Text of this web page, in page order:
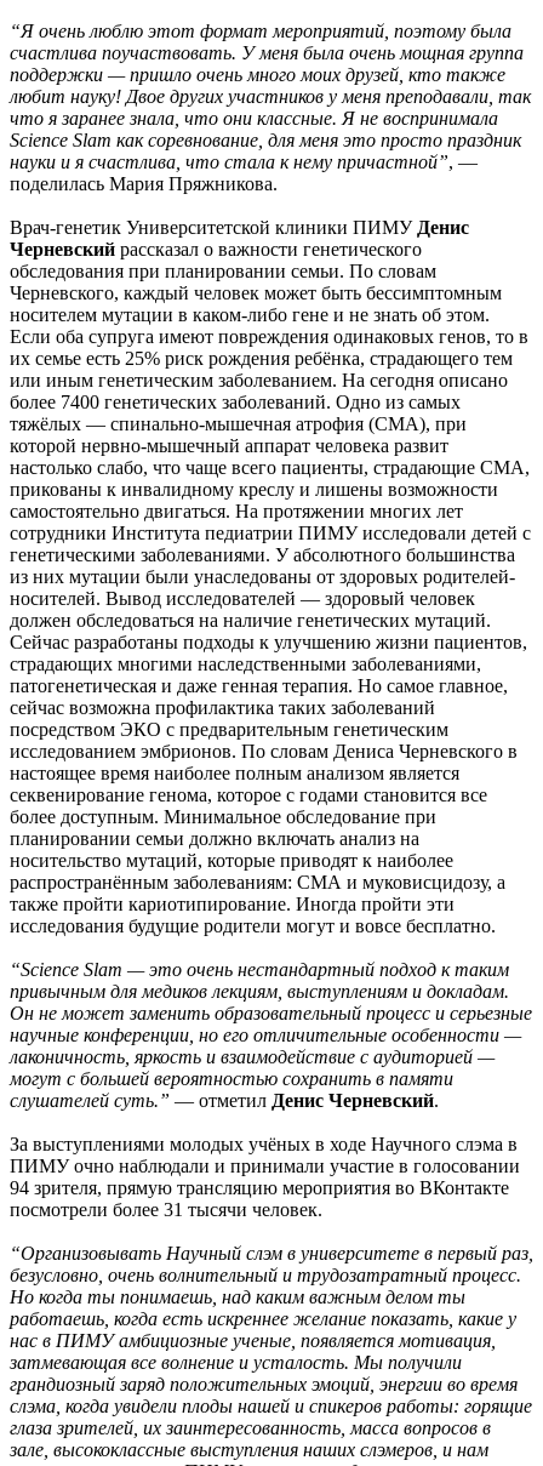
“Я очень люблю этот формат мероприятий, поэтому была
счастлива поучаствовать. У меня была очень мощная группа
поддержки — пришло очень много моих друзей, кто также
любит науку! Двое других участников у меня преподавали, так
что я заранее знала, что они классные. Я не воспринимала
Science Slam как соревнование, для меня это просто праздник
науки и я счастлива, что стала к нему причастной”, —
поделилась Мария Пряжникова.
Врач-генетик Университетской клиники ПИМУДенис
Черневский рассказал о важности генетического
обследования при планировании семьи. По словам
Черневского, каждый человек может быть бессимптомным
носителем мутации в каком-либо гене и не знать об этом.
Если оба супруга имеют повреждения одинаковых генов, то в
их семье есть 25% риск рождения ребёнка, страдающего тем
или иным генетическим заболеванием. На сегодня описано
более 7400 генетических заболеваний. Одно из самых
тяжёлых — спинально-мышечная атрофия (СМА), при
которой нервно-мышечный аппарат человека развит
настолько слабо, что чаще всего пациенты, страдающие СМА,
прикованы к инвалидному креслу и лишены возможности
самостоятельно двигаться. На протяжении многих лет
сотрудники Института педиатрии ПИМУ исследовали детей с
генетическими заболеваниями. У абсолютного большинства
из них мутации были унаследованы от здоровых родителей-
носителей. Вывод исследователей — здоровый человек
должен обследоваться на наличие генетических мутаций.
Сейчас разработаны подходы к улучшению жизни пациентов,
страдающих многими наследственными заболеваниями,
патогенетическая и даже генная терапия. Но самое главное,
сейчас возможна профилактика таких заболеваний
посредством ЭКО с предварительным генетическим
исследованием эмбрионов. По словам Дениса Черневского в
настоящее время наиболее полным анализом является
секвенирование генома, которое с годами становится все
более доступным. Минимальное обследование при
планировании семьи должно включать анализ на
носительство мутаций, которые приводят к наиболее
распространённым заболеваниям: СМА и муковисцидозу, а
также пройти кариотипирование. Иногда пройти эти
исследования будущие родители могут и вовсе бесплатно.
“Science Slam — это очень нестандартный подход к таким
привычным для медиков лекциям, выступлениям и докладам.
Он не может заменить образовательный процесс и серьезные
научные конференции, но его отличительные особенности —
лаконичность, яркость и взаимодействие с аудиторией —
могут с большей вероятностью сохранить в памяти
слушателей суть.” — отметил Денис Черневский.
За выступлениями молодых учёных в ходе Научного слэма в
ПИМУ очно наблюдали и принимали участие в голосовании
94 зрителя, прямую трансляцию мероприятия во ВКонтакте
посмотрели более 31 тысячи человек.
“Организовывать Научный слэм в университете в первый раз,
безусловно, очень волнительный и трудозатратный процесс.
Но когда ты понимаешь, над каким важным делом ты
работаешь, когда есть искреннее желание показать, какие у
нас в ПИМУ амбициозные ученые, появляется мотивация,
затмевающая все волнение и усталость. Мы получили
грандиозный заряд положительных эмоций, энергии во время
слэма, когда увидели плоды нашей и спикеров работы: горящие
глаза зрителей, их заинтересованность, масса вопросов в
зале, высококлассные выступления наших слэмеров, и нам